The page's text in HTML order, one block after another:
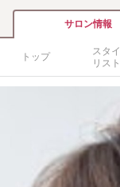
サロン情報
トップ
スタイ
リスト